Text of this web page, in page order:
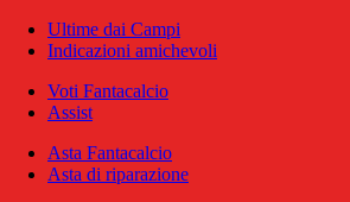
Ultime dai Campi
Indicazioni amichevoli
Voti Fantacalcio
Assist
Asta Fantacalcio
Asta di riparazione